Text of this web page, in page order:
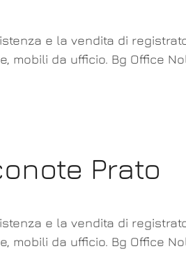
e la vendita di
da ufficio. Bg Office
Prato
e la vendita di
da ufficio. Bg Office